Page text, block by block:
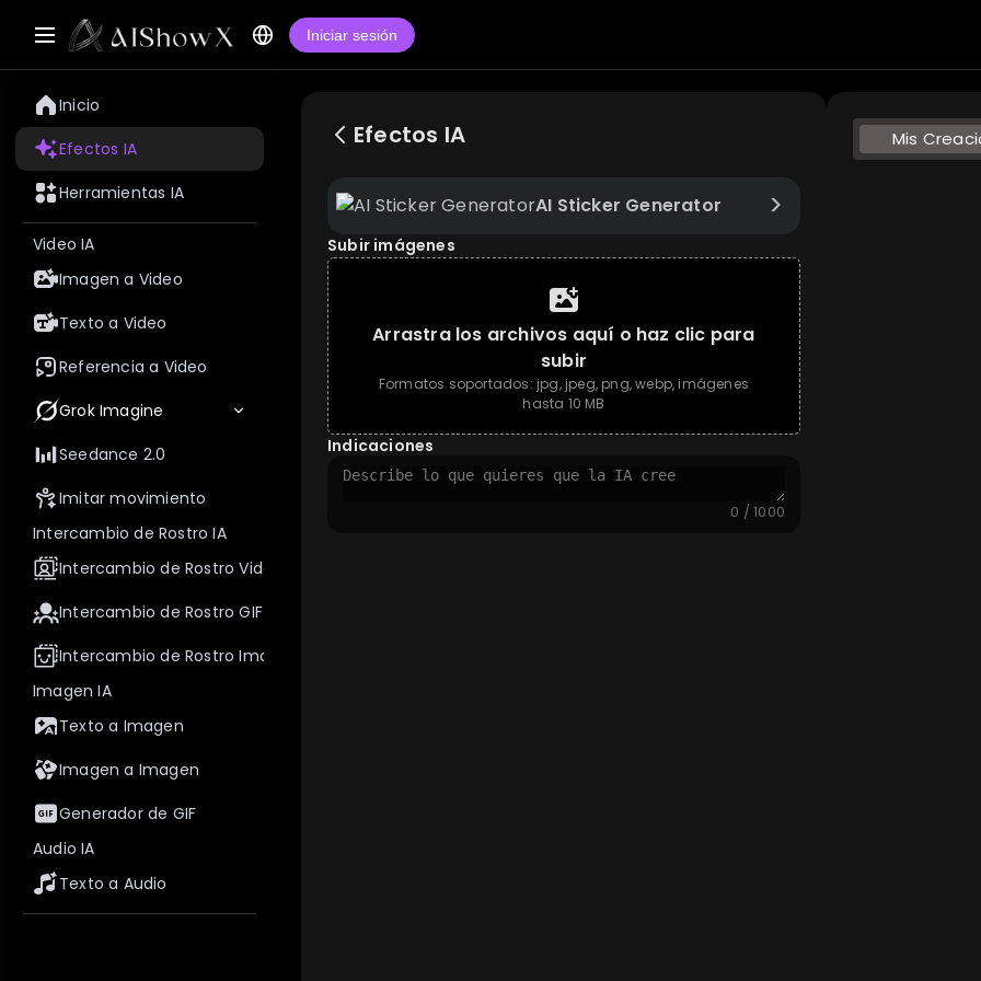
Iniciar sesión
Inicio
Efectos IA
Herramientas IA
Video IA
Imagen a Video
Texto a Video
Referencia a Video
Grok Imagine
Seedance 2.0
Imitar movimiento
Intercambio de Rostro IA
Intercambio de Rostro Video
Intercambio de Rostro GIF
Intercambio de Rostro Imagen
Imagen IA
Texto a Imagen
Imagen a Imagen
Generador de GIF
Audio IA
Texto a Audio
Efectos IA
AI Sticker Generator >
Subir imágenes
Arrastra los archivos aquí o haz clic para
subir
Formatos soportados: jpg, jpeg, png, webp, imágenes
hasta 10 MB
Indicaciones
0 / 1000
Mis